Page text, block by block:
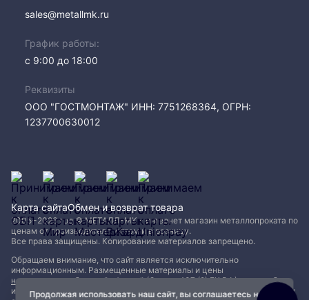
Продолжая использовать наш сайт, вы соглашаетесь на
sales@metallmk.ru
График работы:
с 9:00 до 18:00
Реквизиты
ООО "ГОСТМОНТАЖ" ИНН: 7751268364, ОГРН:
1237700630012
2005−2026 год © МЕТАЛЛ-МК - интернет магазин металлопроката по
ценам от производителя, оптом и в розницу.
Все права защищены. Копирование материалов запрещено.
Обращаем внимание, что сайт является исключительно
информационным. Размещенные материалы и цены
не являются публичной офертой (Статья 437 (2) ГК РФ)и могут быть
изменены без уведомления. Для уточнения наличия, характеристик и
Карта сайтаОбмен и возврат товара